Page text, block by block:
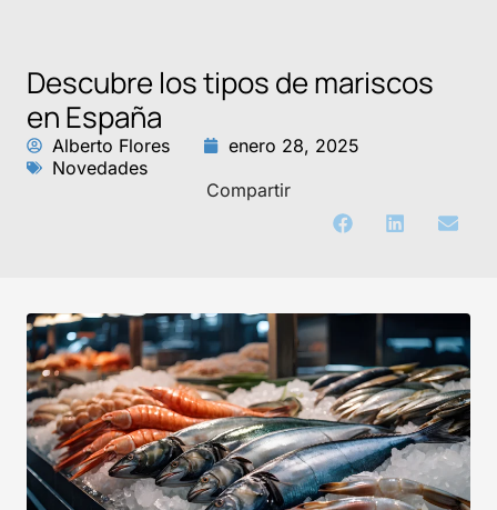
Descubre los tipos de mariscos
en España
Alberto Flores
enero 28, 2025
Novedades
Compartir